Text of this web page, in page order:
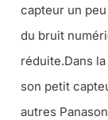
capteur un
du bruit
réduite.Dans
son petit
autres